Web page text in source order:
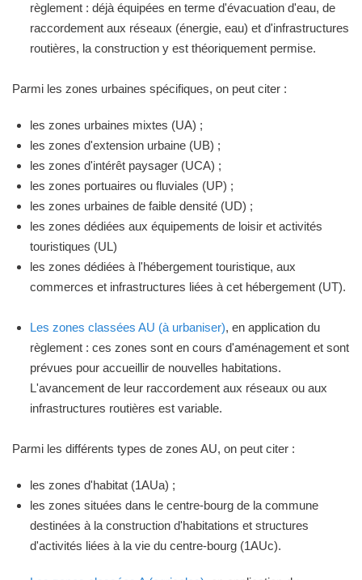
règlement : déjà équipées en terme d'évacuation d'eau, de
raccordement aux réseaux (énergie, eau) et d'infrastructures
routières, la construction y est théoriquement permise.
Parmi les zones urbaines spécifiques, on peut citer :
les zones urbaines mixtes (UA) ;
les zones d'extension urbaine (UB) ;
les zones d'intérêt paysager (UCA) ;
les zones portuaires ou fluviales (UP) ;
les zones urbaines de faible densité (UD) ;
les zones dédiées aux équipements de loisir et activités
touristiques (UL)
les zones dédiées à l'hébergement touristique, aux
commerces et infrastructures liées à cet hébergement (UT).
Les zones classées AU (à urbaniser), en application du
règlement : ces zones sont en cours d'aménagement et sont
prévues pour accueillir de nouvelles habitations.
L'avancement de leur raccordement aux réseaux ou aux
infrastructures routières est variable.
Parmi les différents types de zones AU, on peut citer :
les zones d'habitat (1AUa) ;
les zones situées dans le centre-bourg de la commune
destinées à la construction d'habitations et structures
d'activités liées à la vie du centre-bourg (1AUc).